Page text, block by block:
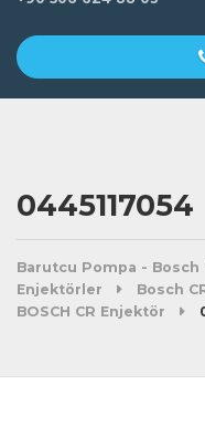
0445117054
Barutcu Pompa - Bosch
Enjektörler
Bosch
BOSCH CR Enjektör